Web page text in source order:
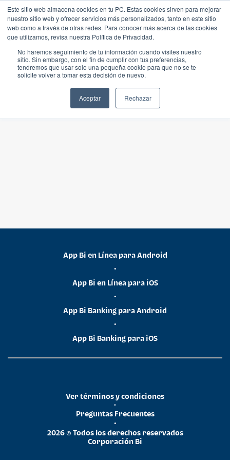
Este sitio web almacena cookies en tu PC. Estas cookies sirven para mejorar
nuestro sitio web y ofrecer servicios más personalizados, tanto en este sitio
web como a través de otras redes. Para conocer más acerca de las cookies
que utilizamos, revisa nuestra Política de Privacidad.
No haremos seguimiento de tu información cuando visites nuestro
sitio. Sin embargo, con el fin de cumplir con tus preferencias,
tendremos que usar solo una pequeña cookie para que no se te
solicite volver a tomar esta decisión de nuevo.
Aceptar Rechazar
App Bi en Línea para Android
•
App Bi en Línea para iOS
•
App Bi Banking para Android
•
App Bi Banking para iOS
2026 © Todos los derechos reservados
Corporación Bi
•
Preguntas Frecuentes
•
Ver términos y condiciones